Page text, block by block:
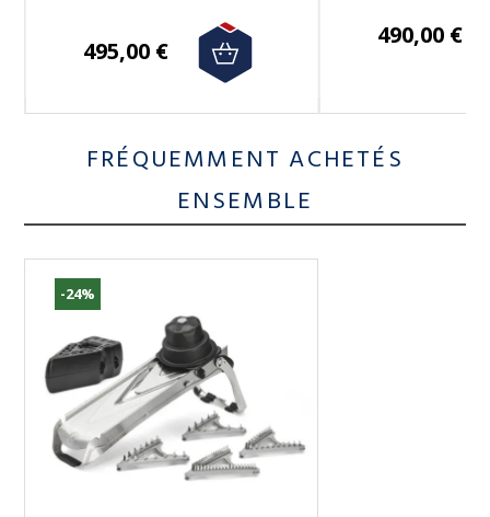
495,00 €
490,00 €
FRÉQUEMMENT ACHETÉS
ENSEMBLE
-24%